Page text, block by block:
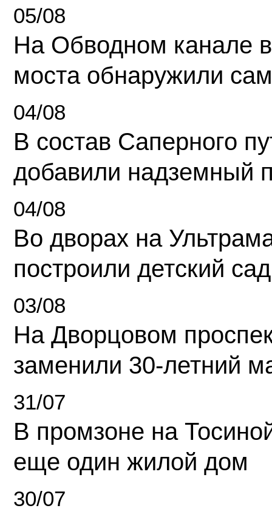
05/08
На Обводном канале
моста обнаружили
04/08
В состав Саперного
добавили надземный
04/08
Во дворах на
построили детский сад
03/08
На Дворцовом
заменили 30-летний
31/07
В промзоне на
еще один жилой дом
30/07